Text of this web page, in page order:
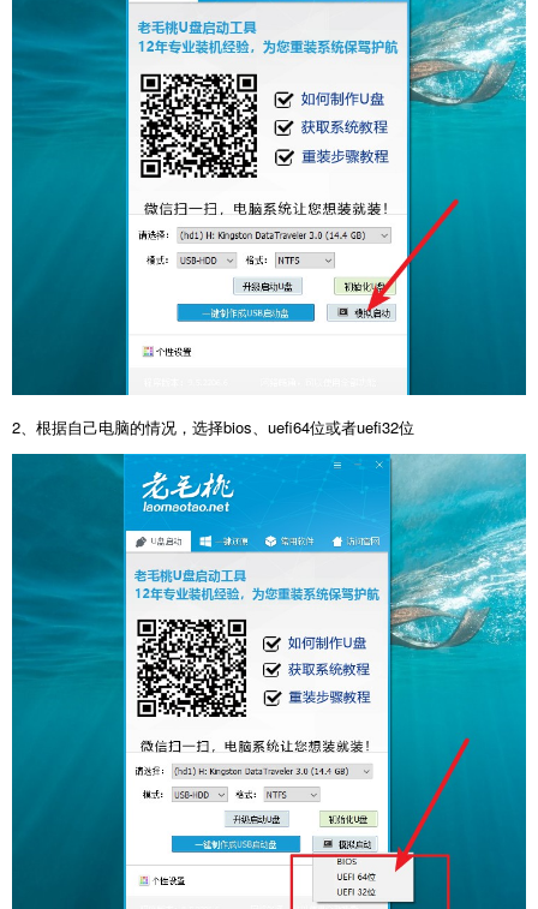
2、根据自己电脑的情况，选择bios、uefi64位或者uefi32位